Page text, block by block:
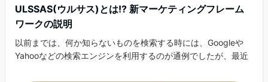
ULSSAS(ウルサス)とは!? 新マーケティングフレーム
ワークの説明
以前までは、何か知らないものを検索する時には、Googleや
Yahooなどの検索エンジンを利用するのが通例でしたが、最近